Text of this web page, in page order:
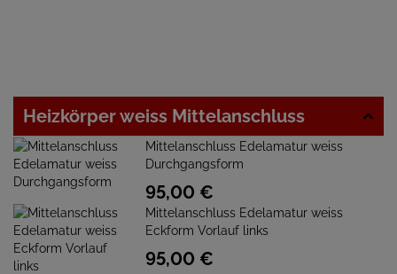
Heizkörper weiss Mittelanschluss
Mittelanschluss Edelamatur weiss
Durchgangsform
95,00 €
Mittelanschluss Edelamatur weiss
Eckform Vorlauf links
95,00 €